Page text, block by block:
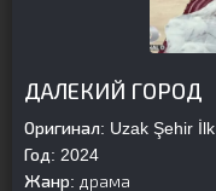
ДАЛЕКИЙ ГОРОД
Оригинал: Uzak Şehir İlk
Год: 2024
Жанр: драма